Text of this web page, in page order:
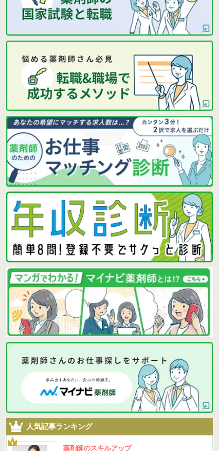
人気記事ランキング
薬剤師のスキルアップ